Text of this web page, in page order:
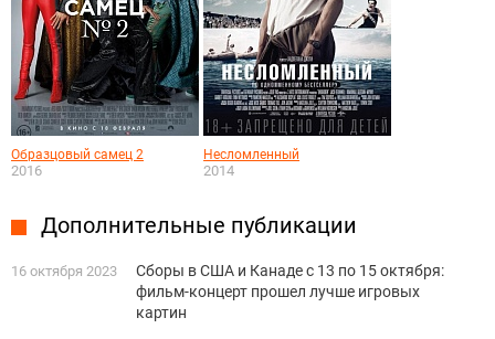
Образцовый самец 2
2016
Несломленный
2014
Дополнительные публикации
16 октября 2023
Сборы в США и Канаде с 13 по 15 октября:
фильм-концерт прошел лучше игровых
картин